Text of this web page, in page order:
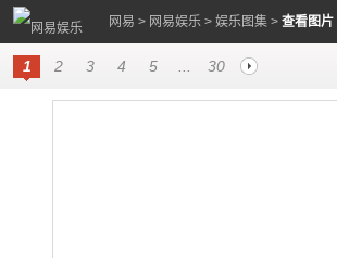
网易 > 网易娱乐 > 娱乐图集 > 查看图片
1 2 3 4 5 30